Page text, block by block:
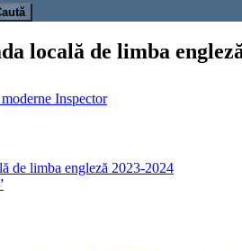
locală de limba
Inspector
de limba engleză 2023-2024